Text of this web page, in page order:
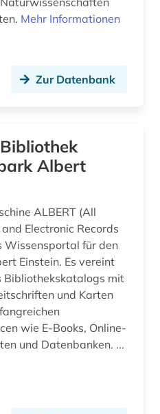
evolutionsökologie mariner fische (1)
festkörperforschung (1)
Mehr Informationen
Zur Datenbank
Albert
ALBERT (All
Electronic Records
Wissensportal für den
Einstein. Es vereint
Bibliothekskatalogs mit
und Karten
wie E-Books, Online-
und Datenbanken. ...